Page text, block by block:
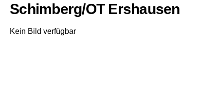
Schimberg/OT Ershausen
Kein Bild verfügbar